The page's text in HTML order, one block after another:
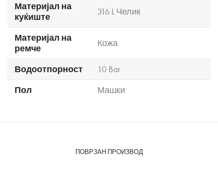
Материјал на
куќиште
316 L Челик
Материјал на
ремче
Кожа
Водоотпорност
10 Bar
Пол
Машки
ПОВРЗАН ПРОИЗВОД